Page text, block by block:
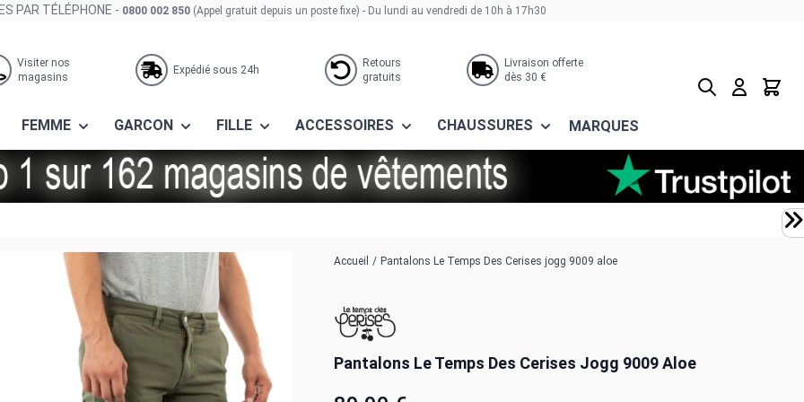
PAR TÉLÉPHONE - 0800 002 850 (Appel gratuit depuis un poste fixe) - Du lundi au vendredi de 10h à 17h30
Visiter nos
magasins
Expédié sous 24h
Retours
gratuits
Livraison offerte
dès 30 €
FEMME GARCON FILLE ACCESSOIRES CHAUSSURES MARQUES
Rechercher
Panier
9009 aloe Accueil / Pantalons Le Temps Des Cerises jogg 9009 aloe
Pantalons Le Temps Des Cerises Jogg 9009 Aloe